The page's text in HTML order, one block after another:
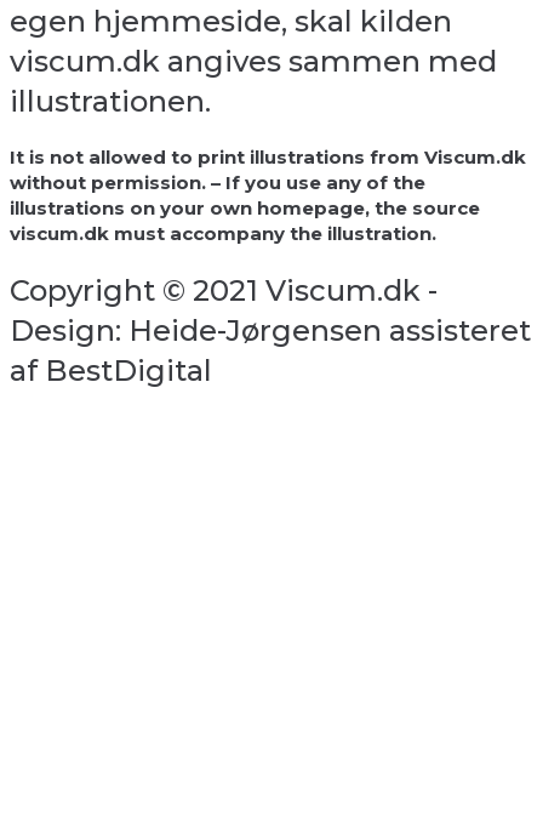
egen hjemmeside, skal kilden
viscum.dk angives sammen med
illustrationen.
It is not allowed to print illustrations from Viscum.dk
without permission. – If you use any of the
illustrations on your own homepage, the source
viscum.dk must accompany the illustration.
Copyright © 2021 Viscum.dk -
Design: Heide-Jørgensen assisteret
af BestDigital